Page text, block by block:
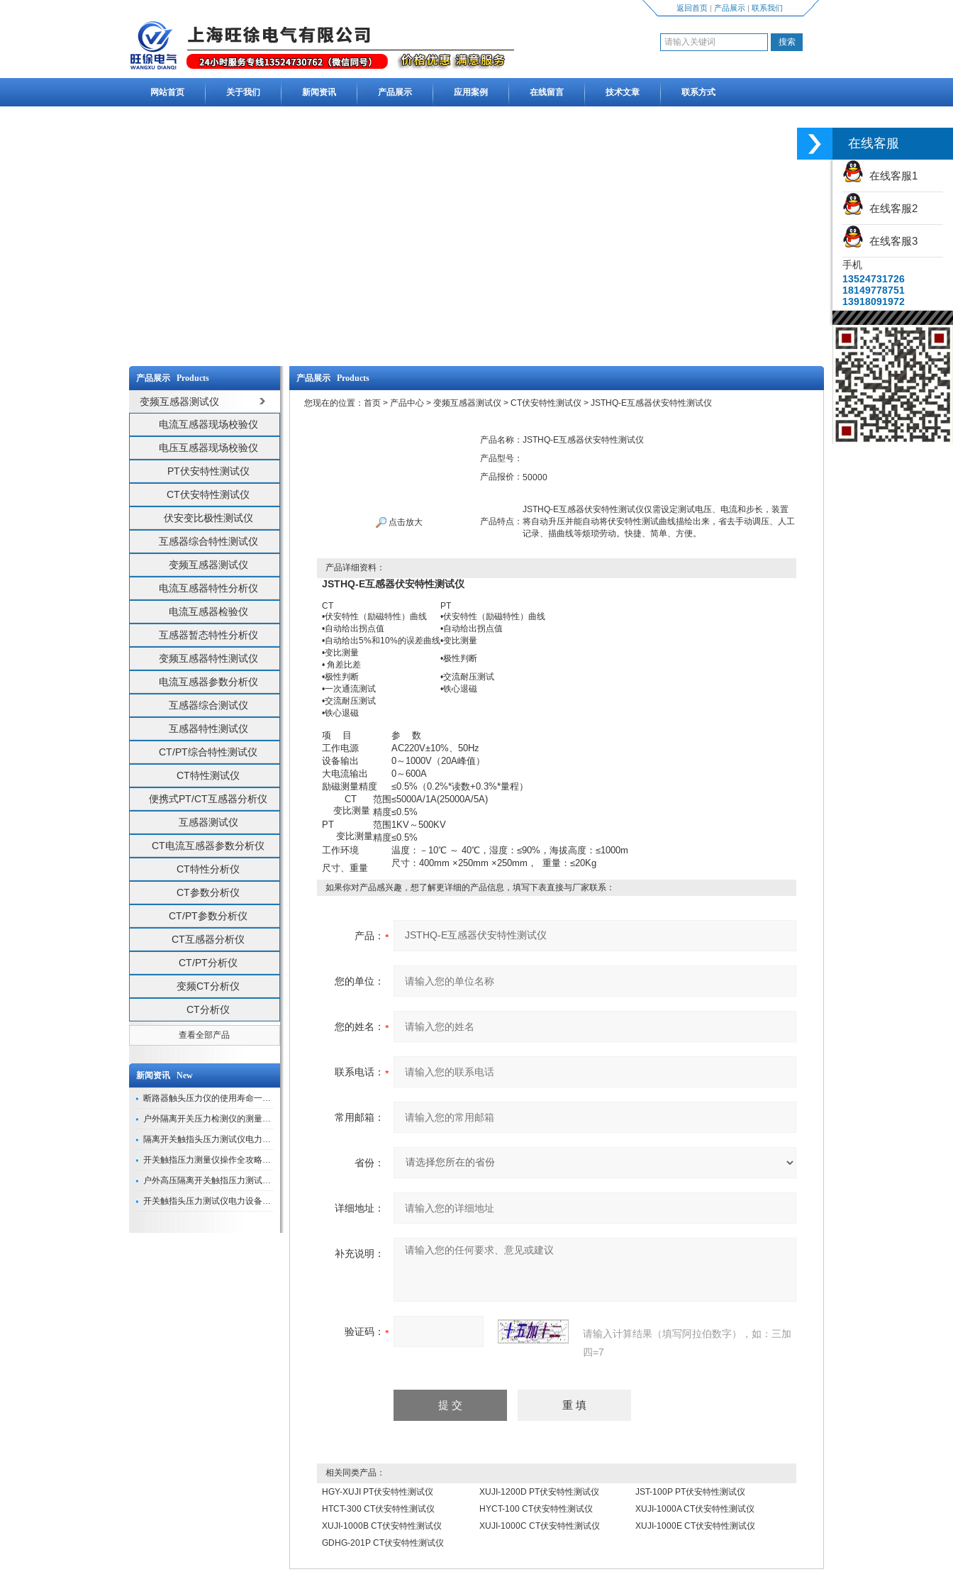
返回首页| 产品展示| 联系我们
网站首页 关于我们 新闻资讯 产品展示 应用案例 在线留言 技术文章 联系方式
产品展示 Products
变频互感器测试仪
电流互感器现场校验仪
电压互感器现场校验仪
PT伏安特性测试仪
CT伏安特性测试仪
伏安变比极性测试仪
互感器综合特性测试仪
变频互感器测试仪
电流互感器特性分析仪
电流互感器检验仪
互感器暂态特性分析仪
变频互感器特性测试仪
电流互感器参数分析仪
互感器综合测试仪
互感器特性测试仪
CT/PT综合特性测试仪
CT特性测试仪
便携式PT/CT互感器分析仪
互感器测试仪
CT电流互感器参数分析仪
CT特性分析仪
CT参数分析仪
CT/PT参数分析仪
CT互感器分析仪
CT/PT分析仪
变频CT分析仪
CT分析仪
查看全部产品
新闻资讯 New
断路器触头压力仪的使用寿命一般是多久？
户外隔离开关压力检测仪的测量数据如何与GIS系统对接实现智能化运维？
隔离开关触指头压力测试仪电力系统安全运行的“定海神针”
开关触指压力测量仪操作全攻略：从准备到精准测量的实战指南
户外高压隔离开关触指压力测试仪的作用与价值
开关触指头压力测试仪电力设备安全的“隐形守护者”
产品展示 Products
您现在的位置： 首页 > 产品中心 > 变频互感器测试仪 > CT伏安特性测试仪 > JSTHQ-E互感器伏安特性测试仪
点击放大
产品名称： JSTHQ-E互感器伏安特性测试仪
产品型号：
产品报价： 50000
产品特点：
JSTHQ-E互感器伏安特性测试仪仅需设定测试电压、电流和步长，装置
将自动升压并能自动将伏安特性测试曲线描绘出来，省去手动调压、人工
记录、描曲线等烦琐劳动。快捷、简单、方便。
产品详细资料：
JSTHQ-E互感器伏安特性测试仪
CT
PT
•伏安特性（励磁特性）曲线
•伏安特性（励磁特性）曲线
•自动给出拐点值
•自动给出拐点值
•自动给出5%和10%的误差曲线•变比测量
•变比测量
• 角差比差
•极性判断
•极性判断
•交流耐压测试
•一次通流测试
•铁心退磁
•交流耐压测试
•铁心退磁
项 目
参 数
工作电源
AC220V±10%、50Hz
设备输出
0～1000V（20A峰值）
大电流输出
0～600A
励磁测量精度
≤0.5%（0.2%*读数+0.3%*量程）
CT
变比测量
范围≤5000A/1A(25000A/5A)
精度≤0.5%
PT
变比测量
范围 1KV～500KV
精度≤0.5%
工作环境
温度：－10℃ ～ 40℃，湿度：≤90%，海拔高度：≤1000m
尺寸、重量
尺寸：400mm ×250mm ×250mm， 重量：≤20Kg
如果你对产品感兴趣，想了解更详细的产品信息，填写下表直接与厂家联系：
产品：
您的单位：
您的姓名：
联系电话：
常用邮箱：
省份：
详细地址：
补充说明：
验证码：
请输入计算结果（填写阿拉伯数字），如：三加
四=7
相关同类产品：
HGY-XUJI PT伏安特性测试仪
XUJI-1200D PT伏安特性测试仪
JST-100P PT伏安特性测试仪
HTCT-300 CT伏安特性测试仪
HYCT-100 CT伏安特性测试仪
XUJI-1000A CT伏安特性测试仪
XUJI-1000B CT伏安特性测试仪
XUJI-1000C CT伏安特性测试仪
XUJI-1000E CT伏安特性测试仪
GDHG-201P CT伏安特性测试仪
在线客服
在线客服1
在线客服2
在线客服3
手机
13524731726
18149778751
13918091972